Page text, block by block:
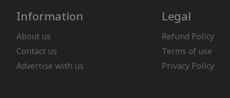
Information
About us
Contact us
Advertise with us
Legal
Refund Policy
Terms of use
Privacy Policy